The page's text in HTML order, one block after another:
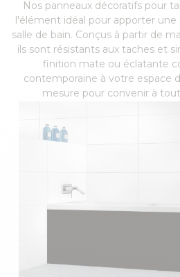
Nos panneaux décoratifs pour
l'élément idéal pour apporter
salle de bain. Conçus à partir de
ils sont résistants aux taches et
finition mate ou éclatante
contemporaine à votre espace
mesure pour convenir à